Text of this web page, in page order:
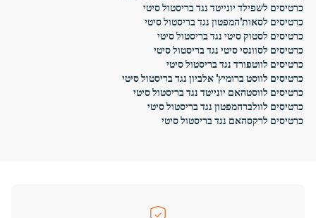
כרטיסים לשפילד יונייטד נגד בריסטול סיטי
כרטיסים לסאות'המפטון נגד בריסטול סיטי
כרטיסים לסטוק סיטי נגד בריסטול סיטי
כרטיסים לסוונסי סיטי נגד בריסטול סיטי
כרטיסים לווטפורד נגד בריסטול סיטי
כרטיסים לווסט ברומיץ' אלביון נגד בריסטול סיטי
כרטיסים לווסטהאם יונייטד נגד בריסטול סיטי
כרטיסים לוולברהמפטון נגד בריסטול סיטי
כרטיסים לרקסהאם נגד בריסטול סיטי